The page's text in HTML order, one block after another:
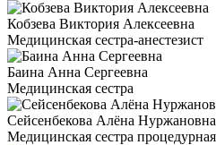
Кобзева Виктория Алексеевна
Медицинская сестра-анестезист
Баина Анна Сергеевна
Медицинская сестра
Сейсенбекова Алёна Нуржановна
Медицинская сестра процедурная